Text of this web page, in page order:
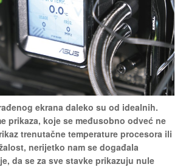
ekrana daleko su od idealnih.
prikaza, koje se međusobno odveć ne
trenutačne temperature procesora ili
nerijetko nam se događala
da se za sve stavke prikazuju nule